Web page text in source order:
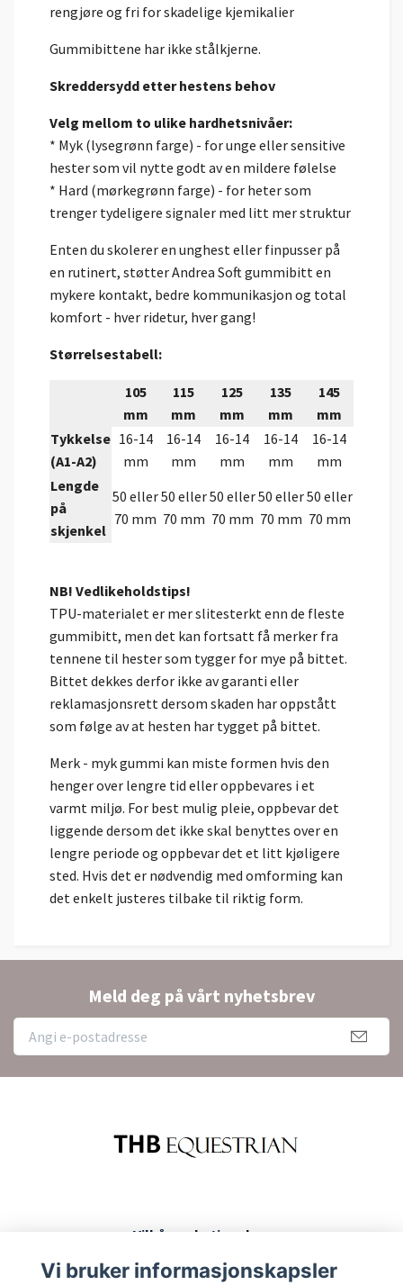
rengjøre og fri for skadelige kjemikalier
Gummibittene har ikke stålkjerne.
Skreddersydd etter hestens behov
Velg mellom to ulike hardhetsnivåer:
* Myk (lysegrønn farge) - for unge eller sensitive
hester som vil nytte godt av en mildere følelse
* Hard (mørkegrønn farge) - for heter som
trenger tydeligere signaler med litt mer struktur
Enten du skolerer en unghest eller finpusser på
en rutinert, støtter Andrea Soft gummibitt en
mykere kontakt, bedre kommunikasjon og total
komfort - hver ridetur, hver gang!
Størrelsestabell:
105
mm
115
mm
125
mm
135
mm
145
mm
Tykkelse
(A1-A2)
16-14
mm
16-14
mm
16-14
mm
16-14
mm
16-14
mm
Lengde
på
skjenkel
50 eller
70 mm
50 eller
70 mm
50 eller
70 mm
50 eller
70 mm
50 eller
70 mm
NB! Vedlikeholdstips!
TPU-materialet er mer slitesterkt enn de fleste
gummibitt, men det kan fortsatt få merker fra
tennene til hester som tygger for mye på bittet.
Bittet dekkes derfor ikke av garanti eller
reklamasjonsrett dersom skaden har oppstått
som følge av at hesten har tygget på bittet.
Merk - myk gummi kan miste formen hvis den
henger over lengre tid eller oppbevares i et
varmt miljø. For best mulig pleie, oppbevar det
liggende dersom det ikke skal benyttes over en
lengre periode og oppbevar det et litt kjøligere
sted. Hvis det er nødvendig med omforming kan
det enkelt justeres tilbake til riktig form.
Meld deg på vårt nyhetsbrev
Vilkår og betingelser
Kontakt
Vi bruker informasjonskapsler